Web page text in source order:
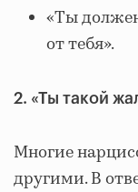
«Ты
от тебя».
2. «Ты такой
Многие
другими. В